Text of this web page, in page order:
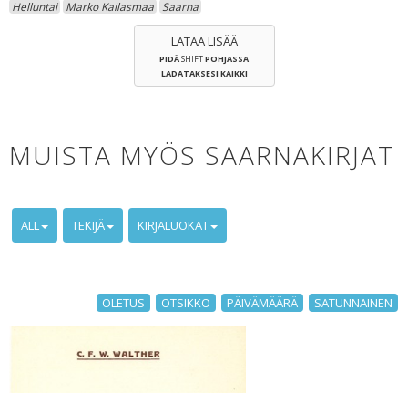
Helluntai Marko Kailasmaa Saarna
LATAA LISÄÄ
PIDÄSHIFTPOHJASSA
LADATAKSESI KAIKKI
MUISTA MYÖS SAARNAKIRJAT
ALL TEKIJÄ KIRJALUOKAT
OLETUS OTSIKKO PÄIVÄMÄÄRÄ SATUNNAINEN